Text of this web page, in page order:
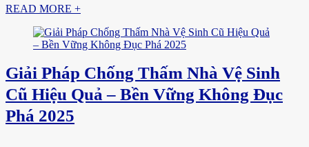
READ MORE +
Giải Pháp Chống Thấm Nhà Vệ Sinh
Cũ Hiệu Quả – Bền Vững Không Đục
Phá 2025